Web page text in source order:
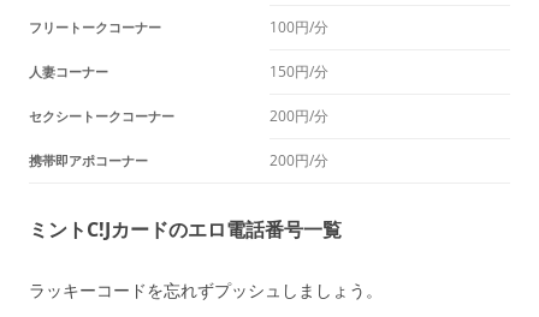
フリートークコーナー 100円/分
人妻コーナー 150円/分
セクシートークコーナー 200円/分
携帯即アポコーナー 200円/分
ミントC!Jカードのエロ電話番号一覧
ラッキーコードを忘れずプッシュしましょう。